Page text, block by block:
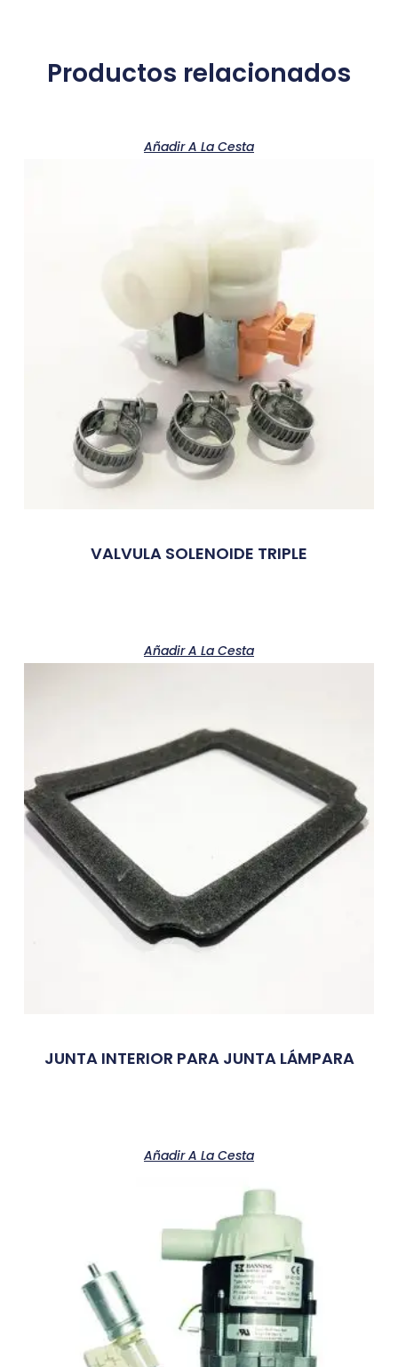
Productos relacionados
Añadir A La Cesta
VALVULA SOLENOIDE TRIPLE
Añadir A La Cesta
JUNTA INTERIOR PARA JUNTA LÁMPARA
Añadir A La Cesta